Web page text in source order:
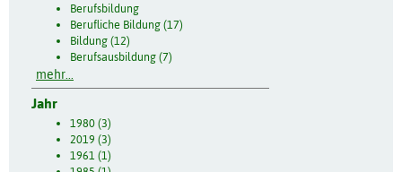
Berufsbildung
Berufliche Bildung (17)
Bildung (12)
Berufsausbildung (7)
mehr...
Jahr
1980 (3)
2019 (3)
1961 (1)